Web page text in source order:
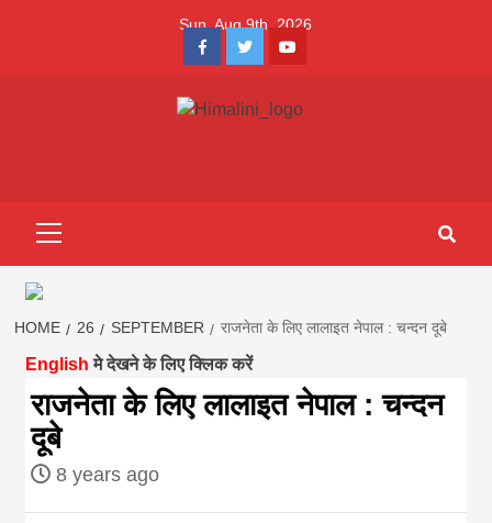
Sun. Aug 9th, 2026
FacebookTwitterYoutube
hindi
||madhesh
first hindi
magazine of
HOME 26 SEPTEMBER राजनेता के लिए लालाइत नेपाल : चन्दन दूबे
English मे देखने के लिए क्लिक करें
राजनेता के लिए लालाइत नेपाल : चन्दन
दूबे
8 years ago